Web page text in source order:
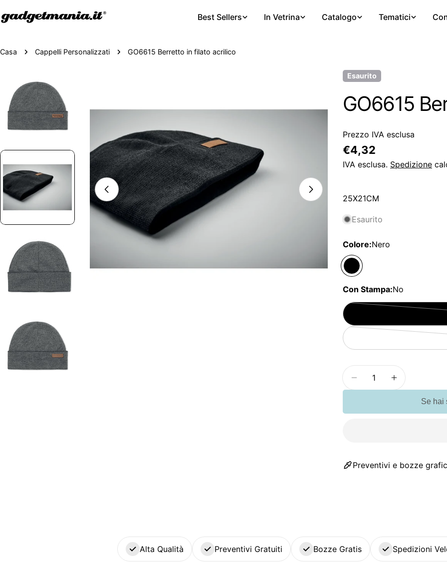
Best Sellers In Vetrina Catalogo Tematici
Casa Cappelli Personalizzati GO6615 Berretto in filato acrilico
Esaurito
GO6615
Prezzo IVA esclusa
Prezzo
regolare
€4,32
IVA esclusa. Spedizione
25X21CM
Esaurito
Colore:Nero
Con Stampa:No
Diminuisci laAumenta
Se hai
Preventivi e bozze
Alta Qualità Preventivi Gratuiti Bozze Gratis Spedizioni